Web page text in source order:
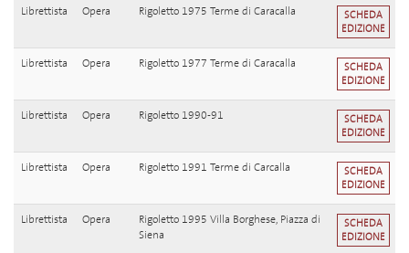
Librettista Opera Rigoletto 1975 Terme di Caracalla
SCHEDA
EDIZIONE
Librettista Opera Rigoletto 1977 Terme di Caracalla
SCHEDA
EDIZIONE
Librettista Opera Rigoletto 1990-91
SCHEDA
EDIZIONE
Librettista Opera Rigoletto 1991 Terme di Carcalla
SCHEDA
EDIZIONE
Librettista Opera
Rigoletto 1995 Villa Borghese, Piazza di
Siena
SCHEDA
EDIZIONE